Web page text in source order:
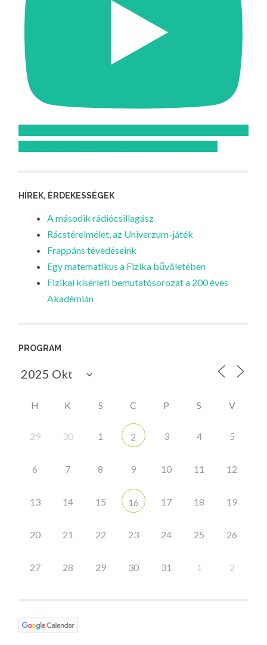
HÍREK, ÉRDEKESSÉGEK
A második rádiócsillagász
Rácstérelmélet, az Univerzum-játék
Frappáns tévedéseink
Egy matematikus a Fizika bűvöletében
Fizikai kísérleti bemutatósorozat a 200 éves
Akadémián
PROGRAM
H K S C P S V
29 30 1 2 3 4 5
6 7 8 9 10 11 12
13 14 15 16 17 18 19
20 21 22 23 24 25 26
27 28 29 30 31 1 2